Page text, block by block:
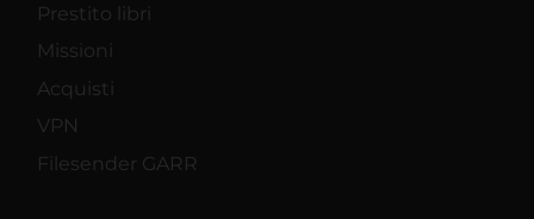
Prestito libri
Missioni
Acquisti
VPN
Filesender GARR